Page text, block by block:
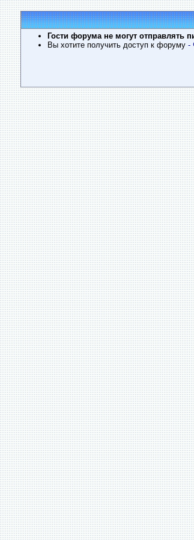
Гости форума не могут отправлять
Вы хотите получить доступ к форуму -